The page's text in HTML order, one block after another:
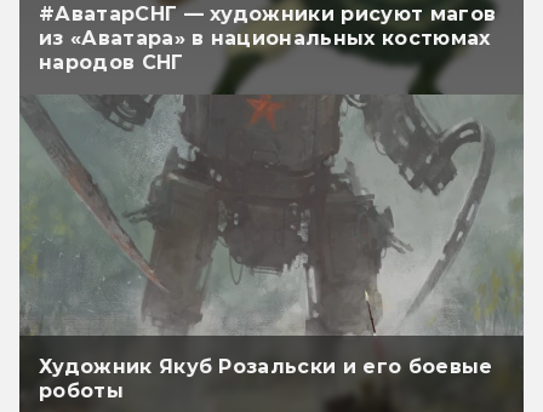
#АватарСНГ — художники рисуют магов
из «Аватара» в национальных костюмах
народов СНГ
Художник Якуб Розальски и его боевые
роботы